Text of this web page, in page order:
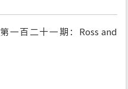
一百二十一期：Ross and